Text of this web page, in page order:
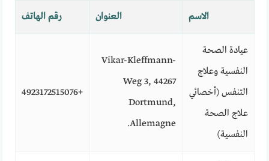
الاسم العنوان رقم الهاتف
عيادة الصحة
النفسية وعلاج
التنفس (أخصائي
علاج الصحة
النفسية)
Vikar-Kleffmann-
Weg 3, 44267
Dortmund,
Allemagne.
+4923172515076